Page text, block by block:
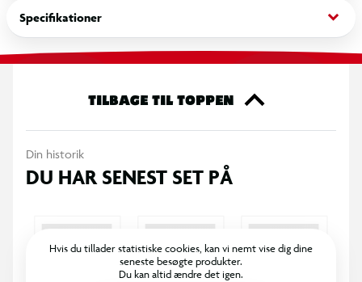
rumme ca. 56 liter vand – perfekt til en kølende vandleg for
de mindste.
Der medfølger en reparationslap, så små huller eller
opsyn af en voksen.
Mål (oppustet): 86 x 25 cm
Specifikationer keyboard_arrow_down
TILBAGE TIL TOPPEN
Din historik
DU HAR SENEST SET PÅ
Hvis du tillader statistiske cookies, kan vi nemt vise dig dine
seneste besøgte produkter.
Du kan altid ændre det igen.